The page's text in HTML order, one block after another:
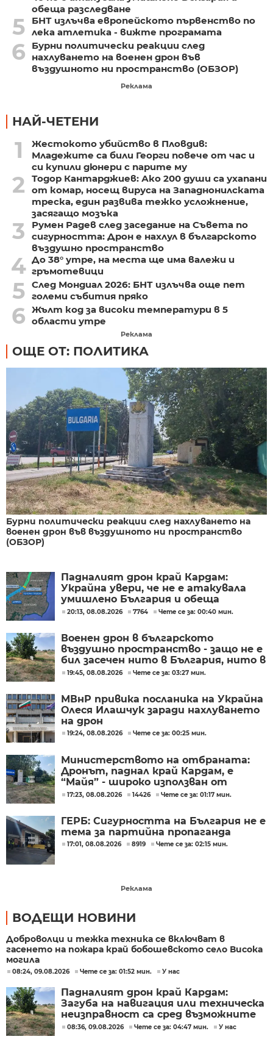
обеща разследване
5
БНТ излъчва европейското първенство по
лека атлетика - вижте програмата
6
Бурни политически реакции след
нахлуването на военен дрон във
въздушното ни пространство (ОБЗОР)
Реклама
НАЙ-ЧЕТЕНИ
1
Жестокото убийство в Пловдив:
Младежите са били Георги повече от час и
си купили дюнери с парите му
2
Тодор Кантарджиев: Ако 200 души са ухапани
от комар, носещ вируса на Западнонилската
треска, един развива тежко усложнение,
засягащо мозъка
3
Румен Радев след заседание на Съвета по
сигурността: Дрон е нахлул в българското
въздушно пространство
4 До 38° утре, на места ще има валежи и
гръмотевици
5 След Мондиал 2026: БНТ излъчва още пет
големи събития пряко
6 Жълт код за високи температури в 5
области утре
Реклама
ОЩЕ ОТ: ПОЛИТИКА
Бурни политически реакции след нахлуването на
военен дрон във въздушното ни пространство
(ОБЗОР)
Падналият дрон край Кардам:
Украйна увери, че не е атакувала
умишлено България и обеща
разследване
20:13, 08.08.2026 7764 Чете се за: 00:40 мин.
Военен дрон в българското
въздушно пространство - защо не е
бил засечен нито в България, нито в
Румъния?
19:45, 08.08.2026 Чете се за: 03:27 мин.
МВнР привика посланика на Украйна
Олеся Илашчук заради нахлуването
на дрон
19:24, 08.08.2026 Чете се за: 00:25 мин.
Министерството на отбраната:
Дронът, паднал край Кардам, е
“Майя” - широко използван от
украинската армия
17:23, 08.08.2026 14426 Чете се за: 01:17 мин.
ГЕРБ: Сигурността на България не е
тема за партийна пропаганда
17:01, 08.08.2026 8919 Чете се за: 02:15 мин.
Реклама
ВОДЕЩИ НОВИНИ
Доброволци и тежка техника се включват в
гасенето на пожара край бобошевското село Висока
могила
08:24, 09.08.2026 Чете се за: 01:52 мин. У нас
Падналият дрон край Кардам:
Загуба на навигация или техническа
неизправност са сред възможните
причини
08:36, 09.08.2026 Чете се за: 04:47 мин. У нас